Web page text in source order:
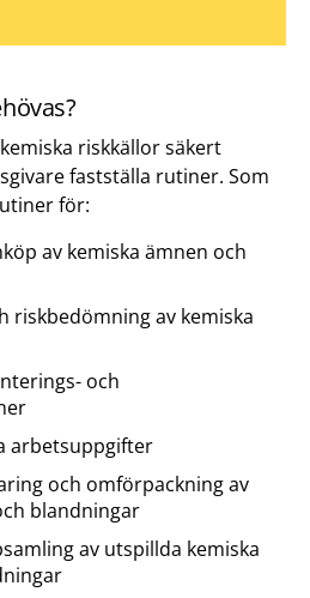
riskkällor säkert
fastställa rutiner. Som
för:
av kemiska ämnen och
riskbedömning av kemiska
och
arbetsuppgifter
och omförpackning av
blandningar
av utspillda kemiska